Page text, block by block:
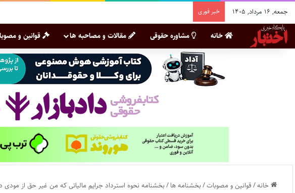
جمعه, ۱۶ مرداد, ۱۴۰۵ خبر فوری
خانه مشاوره حقوقی مقالات و مصاحبه ها قوانین و
خانه/قوانین و مصوبات/بخشنامه ها/بخشنامه نحوه استرداد جرایم مالیاتی که من غیر حق از